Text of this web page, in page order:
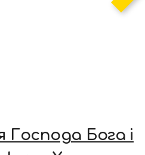
Господа Бога і